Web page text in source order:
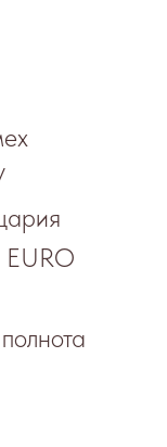
EURO